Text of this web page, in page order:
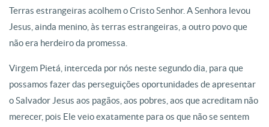
Terras estrangeiras acolhem o Cristo Senhor. A Senhora levou
Jesus, ainda menino, às terras estrangeiras, a outro povo que
não era herdeiro da promessa.
Virgem Pietá, interceda por nós neste segundo dia, para que
possamos fazer das perseguições oportunidades de apresentar
o Salvador Jesus aos pagãos, aos pobres, aos que acreditam não
merecer, pois Ele veio exatamente para os que não se sentem